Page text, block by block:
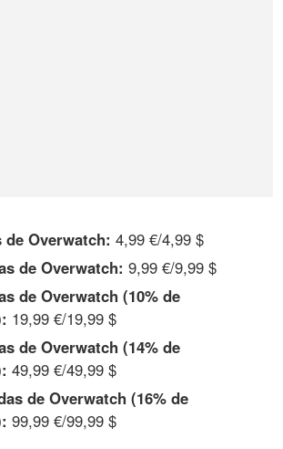
de Overwatch: 4,99 €/4,99 $
de Overwatch: 9,99 €/9,99 $
de Overwatch (10% de
19,99 €/19,99 $
de Overwatch (14% de
49,99 €/49,99 $
de Overwatch (16% de
99,99 €/99,99 $